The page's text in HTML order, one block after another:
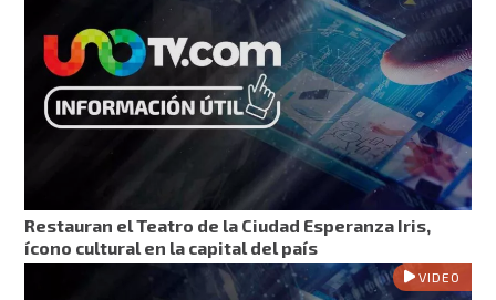
Restauran el Teatro de la Ciudad Esperanza Iris,
ícono cultural en la capital del país
VIDEO